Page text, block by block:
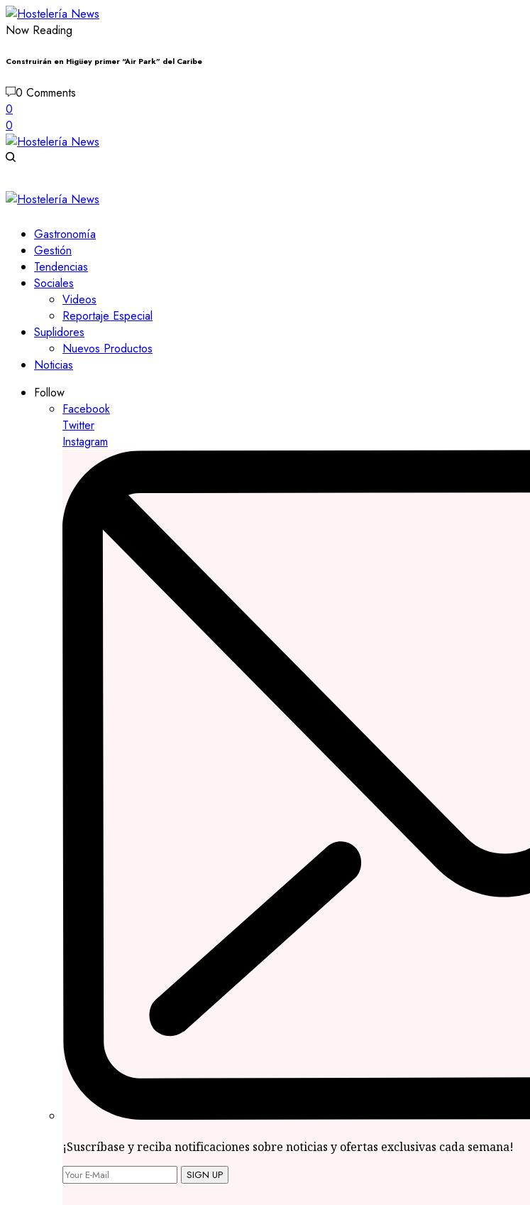
Now Reading
Construirán en Higüey primer “Air Park” del Caribe
0 Comments
0
0
Gastronomía
Gestión
Tendencias
Sociales
Videos
Reportaje Especial
Suplidores
Nuevos Productos
Noticias
Follow
Facebook
Twitter
Instagram
¡Suscríbase y reciba notificaciones sobre noticias y ofertas exclusivas cada semana!
SIGN UP